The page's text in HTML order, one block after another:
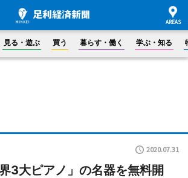
見る・遊ぶ 買う 暮らす・働く 学ぶ・知る
2020.07.31
3大ピアノ」の名器を無料開